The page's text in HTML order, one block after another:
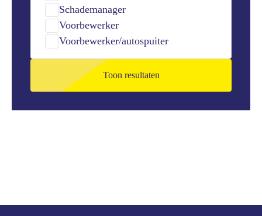
Schademanager
Voorbewerker
Voorbewerker/autospuiter
Toon resultaten